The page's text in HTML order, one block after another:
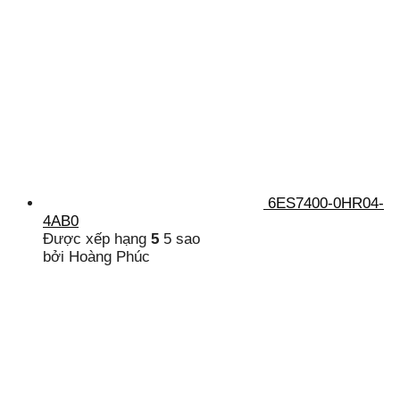
6ES7400-0HR04-
4AB0
Được xếp hạng 5 5 sao
bởi Hoàng Phúc